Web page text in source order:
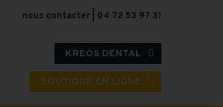
nous contacter 04 72 53 97 31
KREOS DENTAL 
BOUTIQUE EN LIGNE 